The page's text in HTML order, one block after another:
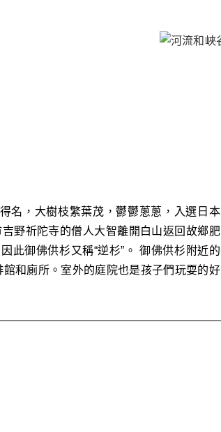
名，大樹枝繁葉茂，鬱鬱蔥蔥，入選日本
野祈陀寺的僧人大智離開白山返回故鄉肥
此御佛供杉又稱“逆杉”。 御佛供杉附近的
和廁所。室外的庭院也是孩子們玩耍的好